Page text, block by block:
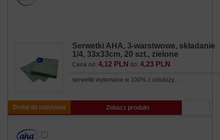
Serwetki AHA, 3-warstwowe, składanie
1/4, 33x33cm, 20 szt., zielone
Cena od: 4,12 PLN do: 4,23 PLN
serwetki wykonane w 100% z celulozy…
Dodaj do zapytania Zobacz produkt